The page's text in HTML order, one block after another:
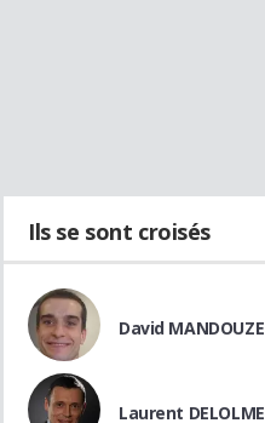
Ils se sont croisés
David MANDOUZE
Laurent DELOLME